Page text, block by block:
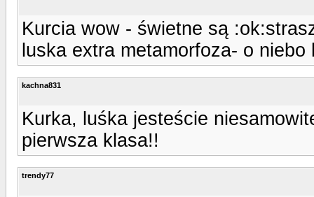
Kurcia wow - świetne są
luska extra metamorfoza- o niebo
kachna831
Kurka, luśka jesteście
pierwsza klasa!!
trendy77